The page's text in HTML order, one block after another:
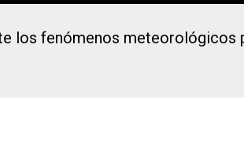
los fenómenos meteorológicos